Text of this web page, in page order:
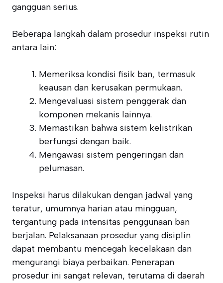
gangguan serius.
Beberapa langkah dalam prosedur inspeksi rutin
antara lain:
Memeriksa kondisi fisik ban, termasuk
keausan dan kerusakan permukaan.
Mengevaluasi sistem penggerak dan
komponen mekanis lainnya.
Memastikan bahwa sistem kelistrikan
berfungsi dengan baik.
Mengawasi sistem pengeringan dan
pelumasan.
Inspeksi harus dilakukan dengan jadwal yang
teratur, umumnya harian atau mingguan,
tergantung pada intensitas penggunaan ban
berjalan. Pelaksanaan prosedur yang disiplin
dapat membantu mencegah kecelakaan dan
mengurangi biaya perbaikan. Penerapan
prosedur ini sangat relevan, terutama di daerah